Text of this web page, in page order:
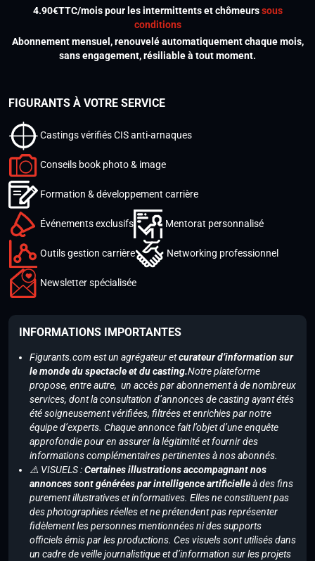
4.90€TTC/mois pour les intermittents et chômeurssous
conditions
Abonnement mensuel, renouvelé automatiquement chaque mois,
sans engagement, résiliable à tout moment.
FIGURANTS À VOTRE SERVICE
Castings vérifiés CIS anti-arnaques
Conseils book photo & image
Formation & développement carrière
Événements exclusifs Mentorat personnalisé
Outils gestion carrière Networking professionnel
Newsletter spécialisée
INFORMATIONS IMPORTANTES
Figurants.com est un agrégateur etcurateur d’information sur
le monde du spectacle et du casting.Notre plateforme
propose, entre autre, un accès par abonnement à de nombreux
services, dont la consultation d’annonces de casting ayant étés
été soigneusement vérifiées, filtrées et enrichies par notre
équipe d’experts. Chaque annonce fait l’objet d’une enquête
approfondie pour en assurer la légitimité et fournir des
informations complémentaires pertinentes à nos abonnés.
⚠️ VISUELS :Certaines illustrations accompagnant nos
annonces sont générées par intelligence artificielleà des fins
purement illustratives et informatives. Elles ne constituent pas
des photographies réelles et ne prétendent pas représenter
fidèlement les personnes mentionnées ni des supports
officiels émis par les productions. Ces visuels sont utilisés dans
un cadre de veille journalistique et d’information sur les projets